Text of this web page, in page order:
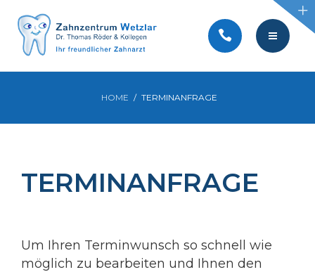
BEHANDLUNGEN
SERVICE
PRAXIS
SERVICE
AKTUELLES
HOME TERMINANFRAGE
TERMINANFRAGE
Um Ihren Terminwunsch so schnell wie
möglich zu bearbeiten und Ihnen den